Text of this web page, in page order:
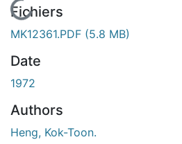
En cours de chargement...
Fichiers
MK12361.PDF (5.8 MB)
Date
1972
Authors
Heng, Kok-Toon.